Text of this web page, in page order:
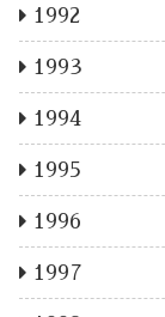
1992
1993
1994
1995
1996
1997